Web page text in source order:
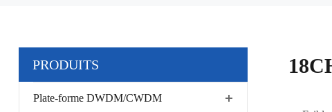
PRODUITS
Plate-forme DWDM/CWDM